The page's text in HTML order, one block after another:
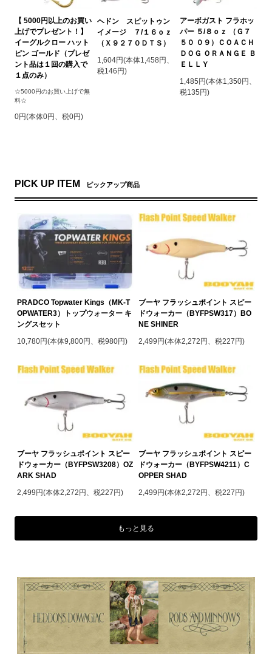
【 5000円以上のお買い
上げでプレゼント！】
イーグルクロー ハット
ピン ゴールド（プレゼ
ント品は１回の購入で
１点のみ）
☆5000円のお買い上げで無
料☆
0円(本体0円、税0円)
ヘドン スピットゥン
イメージ ７/１６ｏｚ
（Ｘ９２７０ＤＴＳ）
1,604円(本体1,458円、
税146円)
アーボガスト フラホッ
パー ５/８ｏｚ （Ｇ７
５０ ０９）ＣＯＡＣＨ
ＤＯＧ ＯＲＡＮＧＥ Ｂ
ＥＬＬＹ
1,485円(本体1,350円、
税135円)
PICK UP ITEM ピックアップ商品
PRADCO Topwater Kings（MK-T
OPWATER3）トップウォーター キ
ングスセット
10,780円(本体9,800円、税980円)
ブーヤ フラッシュポイント スピー
ドウォーカー（BYFPSW317）BO
NE SHINER
2,499円(本体2,272円、税227円)
ブーヤ フラッシュポイント スピー
ドウォーカー（BYFPSW3208）OZ
ARK SHAD
2,499円(本体2,272円、税227円)
ブーヤ フラッシュポイント スピー
ドウォーカー（BYFPSW4211）C
OPPER SHAD
2,499円(本体2,272円、税227円)
もっと見る